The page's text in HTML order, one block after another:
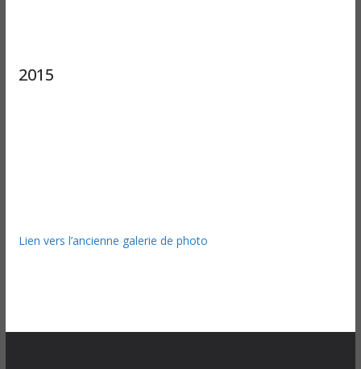
2015
Lien vers l’ancienne galerie de photo